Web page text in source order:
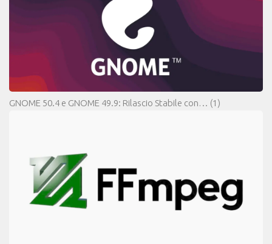
GNOME 50.4 e GNOME 49.9: Rilascio Stabile con… (1)